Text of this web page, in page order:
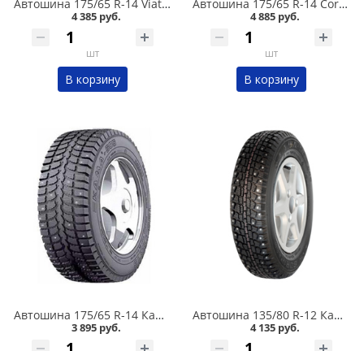
Автошина 175/65 R-14 Viatti Brina Nordico V-522 82T шип в Кургане
4 385 руб.
шт
В корзину
Автошина 175/65 R-14 Cordiant Snow Cross 2 86T шип в Кургане
4 885 руб.
шт
В корзину
Автошина 175/65 R-14 Кама 505 82T шип в Кургане
3 895 руб.
Автошина 135/80 R-12 Кама 503 68Q шип в Кургане
4 135 руб.